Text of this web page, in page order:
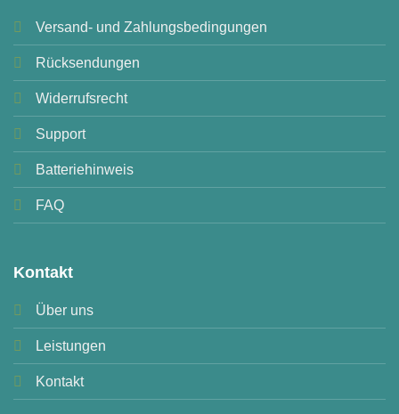
Versand- und Zahlungsbedingungen
Rücksendungen
Widerrufsrecht
Support
Batteriehinweis
FAQ
Kontakt
Über uns
Leistungen
Kontakt